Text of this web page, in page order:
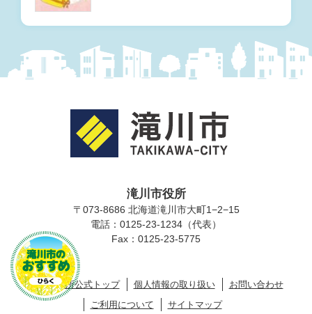
滝川市役所
〒073-8686 北海道滝川市大町1−2−15
電話：0125-23-1234（代表）
Fax：0125-23-5775
滝川市役所公式トップ 個人情報の取り扱い
お問い合わせ
ご利用について
サイトマップ
滝川市のおすす
め